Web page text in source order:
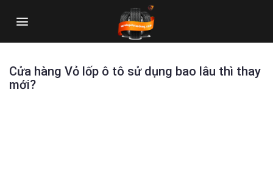
Cửa hàng Vỏ lốp ô tô sử dụng bao lâu thì thay
mới?